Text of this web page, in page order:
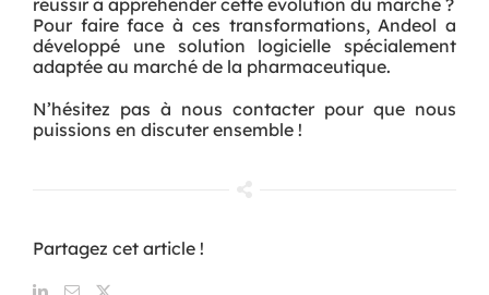
réussir à appréhender cette évolution du marché ?
Pour faire face à ces transformations, Andeol a
développé une solution logicielle spécialement
adaptée au marché de la pharmaceutique.
N’hésitez pas à nous contacter pour que nous
puissions en discuter ensemble !
Partagez cet article !